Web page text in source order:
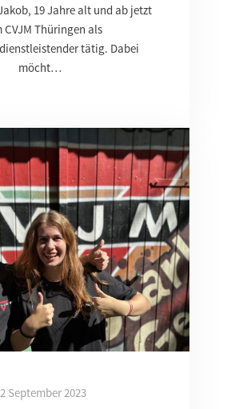
19 Jahre alt und ab jetzt
CVJM Thüringen als
tätig. Dabei
möcht…
September 2023